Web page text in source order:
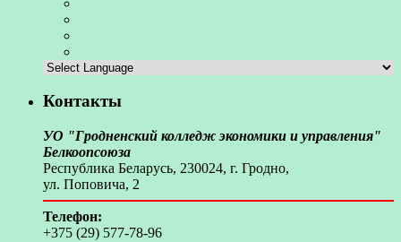
Контакты
УО "Гродненский колледж экономики и управления"
Белкоопсоюза
Республика Беларусь, 230024, г. Гродно,
ул. Поповича, 2
Телефон:
+375 (29) 577-78-96